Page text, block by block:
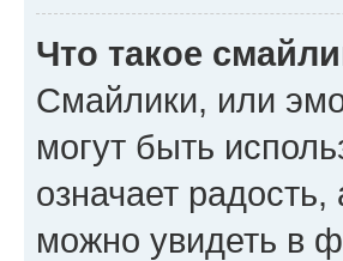
Что такое
Смайлики, или
могут быть
означает
можно увидеть в